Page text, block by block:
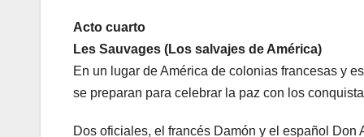
Acto cuarto
Les Sauvages (Los salvajes de América)
En un lugar de América de colonias francesas y
se preparan para celebrar la paz con los
Dos oficiales, el francés Damón y el español